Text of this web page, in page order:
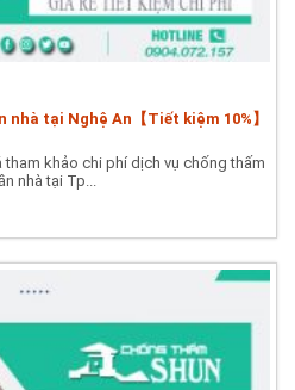
tại Nghệ An【Tiết kiệm 10%】
khảo chi phí dịch vụ chống thấm
nhà tại Tp...